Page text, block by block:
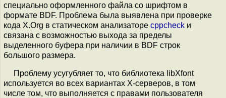
специально оформленного файла со шрифтом в
формате BDF. Проблема была выявлена при проверке
кода X.Org в статическом анализаторе cppcheck и
связана с возможностью выхода за пределы
выделенного буфера при наличии в BDF строк
большого размера.
Проблему усугубляет то, что библиотека libXfont
используется во всех вариантах X-серверов, в том
числе том, что выполняется с правами пользователя